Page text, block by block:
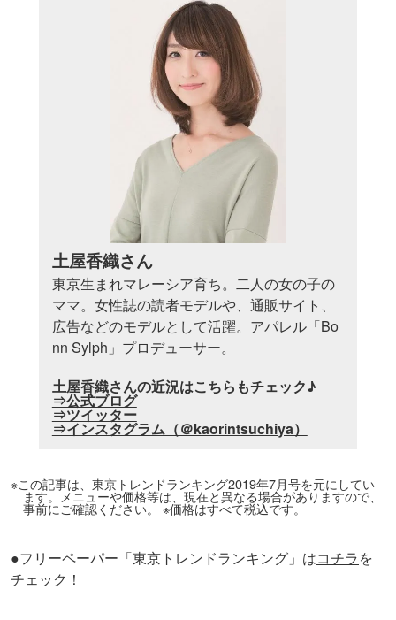
土屋香織さん
東京生まれマレーシア育ち。二人の女の子の
ママ。女性誌の読者モデルや、通販サイト、
広告などのモデルとして活躍。アパレル「Bo
nn Sylph」プロデューサー。
土屋香織さんの近況はこちらもチェック♪
⇒公式ブログ
⇒ツイッター
⇒インスタグラム（＠kaorintsuchiya）
※この記事は、東京トレンドランキング2019年7月号を元にしてい
ます。メニューや価格等は、現在と異なる場合がありますので、
事前にご確認ください。 ※価格はすべて税込です。
●フリーペーパー「東京トレンドランキング」はコチラを
チェック！